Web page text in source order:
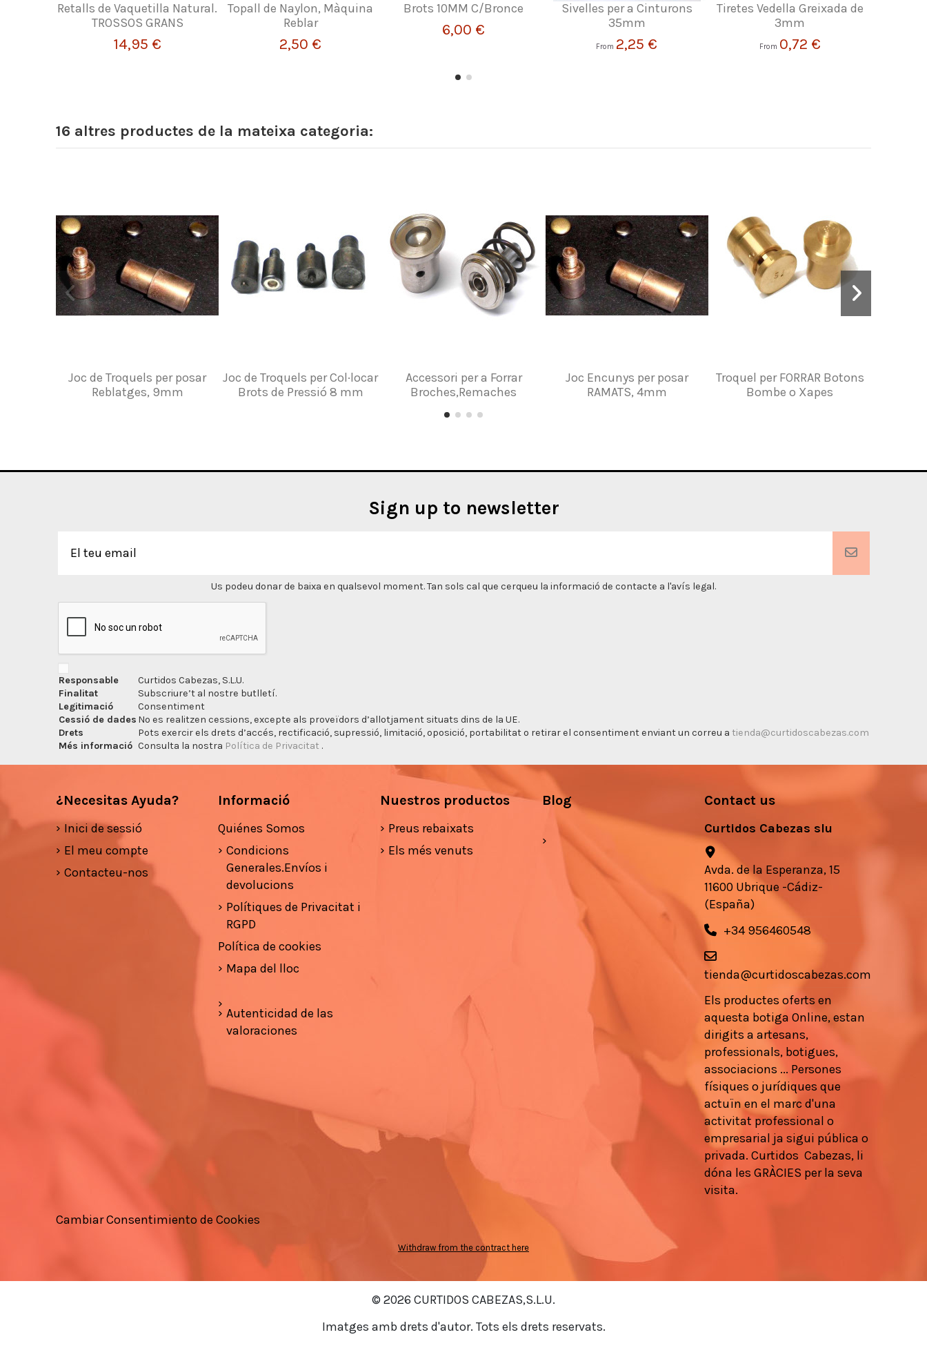
Retalls de Vaquetilla Natural.
TROSSOS GRANS
14,95 €
Topall de Naylon, Màquina
Reblar
2,50 €
Brots 10MM C/Bronce
6,00 €
Sivelles per a Cinturons
35mm
From 2,25 €
Tiretes Vedella Greixada de
3mm
From 0,72 €
16 altres productes de la mateixa categoria:
Joc de Troquels per posar
Reblatges, 9mm
Joc de Troquels per Col·locar
Brots de Pressió 8 mm
Accessori per a Forrar
Broches,Remaches
Joc Encunys per posar
RAMATS, 4mm
Troquel per FORRAR Botons
Bombe o Xapes
Sign up to newsletter
Us podeu donar de baixa en qualsevol moment. Tan sols cal que cerqueu la informació de contacte a l'avís legal.
Responsable
Curtidos Cabezas, S.L.U.
Finalitat
Subscriure’t al nostre butlletí.
Legitimació
Consentiment
Cessió de dades No es realitzen cessions, excepte als proveïdors d’allotjament situats dins de la UE.
Drets
Pots exercir els drets d’accés, rectificació, supressió, limitació, oposició, portabilitat o retirar el consentiment enviant un correu a tienda@curtidoscabezas.com
Més informació Consulta la nostra Política de Privacitat .
¿Necesitas Ayuda?
Inici de sessió
El meu compte
Contacteu-nos
Informació
Quiénes Somos
Condicions
Generales.Envíos i
devolucions
Polítiques de Privacitat i
RGPD
Política de cookies
Mapa del lloc
Autenticidad de las
valoraciones
Nuestros productos
Preus rebaixats
Els més venuts
Blog Contact us
Curtidos Cabezas slu
Avda. de la Esperanza, 15
11600 Ubrique -Cádiz-
(España)
+34 956460548
tienda@curtidoscabezas.com
Els productes oferts en
aquesta botiga Online,estan
dirigits a artesans,
professionals, botigues,
associacions ... Persones
físiques o jurídiques que
actuïn en el marc d'una
activitat professional o
empresarial ja sigui pública o
privada. Curtidos Cabezas, li
dóna les GRÀCIES per la seva
visita.
Cambiar Consentimiento de Cookies
Withdraw from the contract here
© 2026 CURTIDOS CABEZAS,S.L.U.
Imatges amb drets d'autor. Tots els drets reservats.